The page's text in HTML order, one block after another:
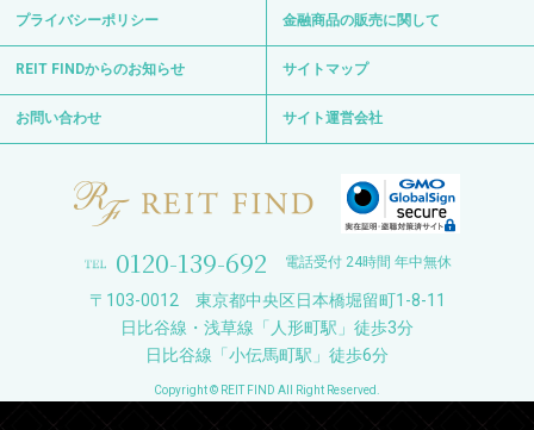
プライバシーポリシー 金融商品の販売に関して
REIT FINDからのお知らせ サイトマップ
お問い合わせ サイト運営会社
0120-139-692 電話受付 24時間 年中無休
〒103-0012 東京都中央区日本橋堀留町1-8-11
日比谷線・浅草線「人形町駅」徒歩3分
日比谷線「小伝馬町駅」徒歩6分
Copyright © REIT FIND All Right Reserved.